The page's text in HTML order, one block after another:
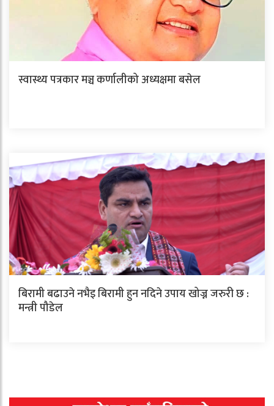
स्वास्थ्य पत्रकार मञ्च कर्णालीको अध्यक्षमा बसेल
बिरामी बढाउने नभैइ बिरामी हुन नदिने उपाय खोज्न जरुरी छ :
मन्त्री पौडेल